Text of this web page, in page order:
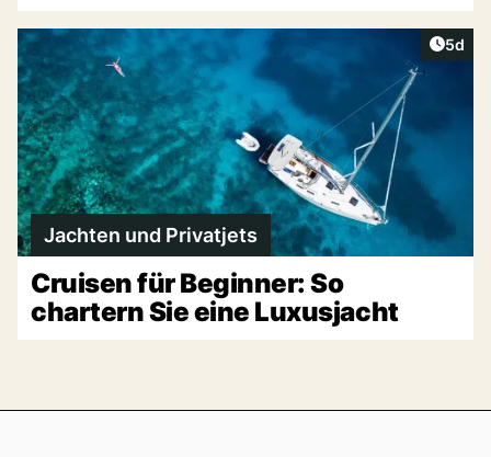
5d
Jachten und Privatjets
Cruisen für Beginner: So
chartern Sie eine Luxusjacht